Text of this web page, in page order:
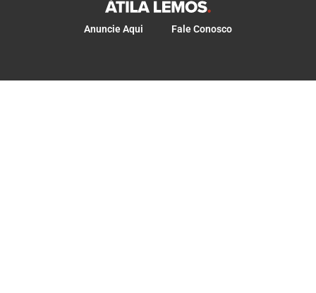
Anuncie Aqui Fale Conosco